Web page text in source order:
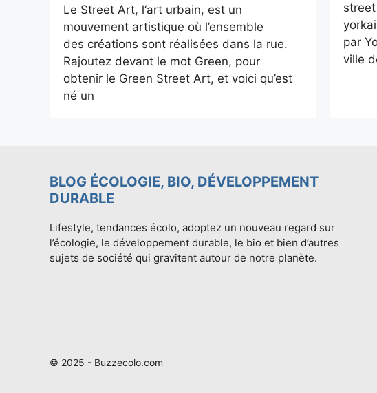
Le Street Art, l‘art urbain, est un
mouvement artistique où l’ensemble
des créations sont réalisées dans la rue.
Rajoutez devant le mot Green, pour
obtenir le Green Street Art, et voici qu’est
né un
par
ville
BLOG ÉCOLOGIE, BIO, DÉVELOPPEMENT
DURABLE
Lifestyle, tendances écolo, adoptez un nouveau regard sur
l’écologie, le développement durable, le bio et bien d’autres
sujets de société qui gravitent autour de notre planète.
© 2025 - Buzzecolo.com